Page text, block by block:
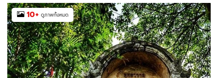
10+ ดูภาพทั้งหมด